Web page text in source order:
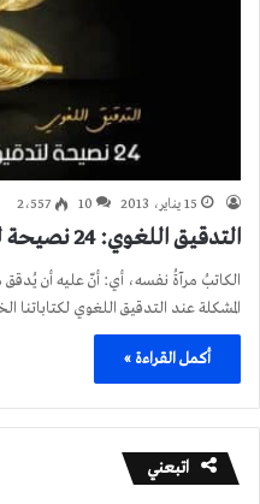
15 يناير، 2013 10 2٬557
التدقيق اللغوي: 24 نصيحة لتدقيق كتاباتك وتحريرها
الكاتبُ مرآةُ نفسه، أي: أنّ عليه أن يُدقق
المشكلة عند التدقيق اللغوي لكتاباتنا
أكمل القراءة »
اتبعني